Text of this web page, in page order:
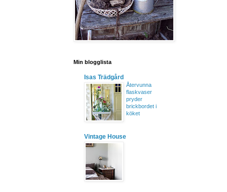
Min blogglista
Isas Trädgård
Återvunna
flaskvaser
pryder
brickbordet i
köket
Vintage House